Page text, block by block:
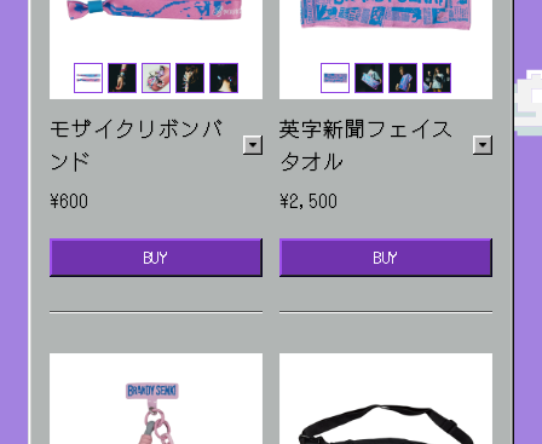
モザイクリボンバ
ンド
¥600
BUY
ライトブルー/ピンク
英字新聞フェイス
タオル
¥2,500
BUY
販売場所：ライブ・EC